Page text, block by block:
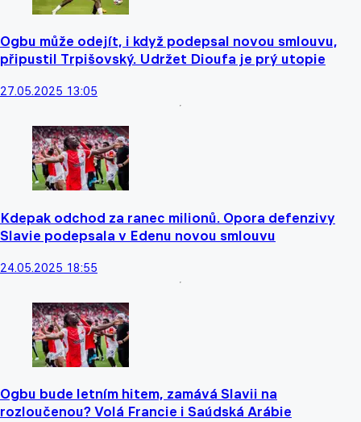
Ogbu může odejít, i když podepsal novou smlouvu,
připustil Trpišovský. Udržet Dioufa je prý utopie
27.05.2025 13:05
Kdepak odchod za ranec milionů. Opora defenzivy
Slavie podepsala v Edenu novou smlouvu
24.05.2025 18:55
Ogbu bude letním hitem, zamává Slavii na
rozloučenou? Volá Francie i Saúdská Arábie